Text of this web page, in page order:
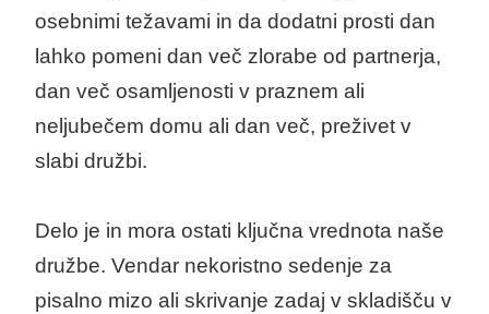
osebnimi težavami in da dodatni prosti dan
lahko pomeni dan več zlorabe od partnerja,
dan več osamljenosti v praznem ali
neljubečem domu ali dan več, preživet v
slabi družbi.
Delo je in mora ostati ključna vrednota naše
družbe. Vendar nekoristno sedenje za
pisalno mizo ali skrivanje zadaj v skladišču v